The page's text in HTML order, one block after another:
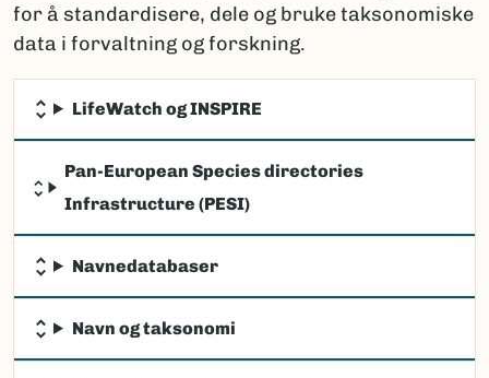
for å standardisere, dele og bruke taksonomiske
data i forvaltning og forskning.
LifeWatch og INSPIRE
Pan-European Species directories
Infrastructure (PESI)
Navnedatabaser
Navn og taksonomi